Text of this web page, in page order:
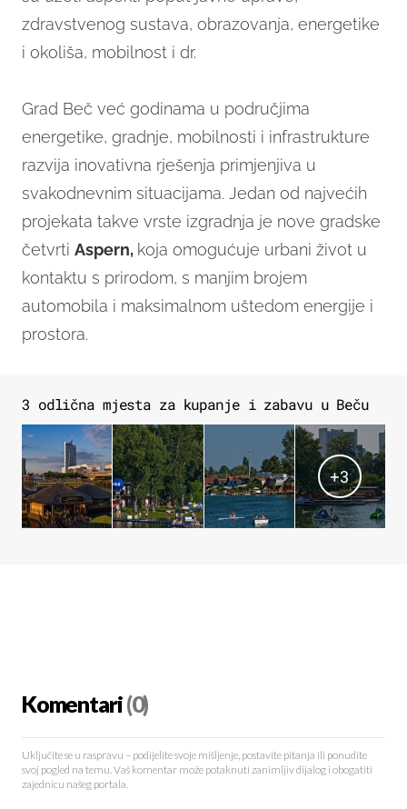
zdravstvenog sustava, obrazovanja, energetike
i okoliša, mobilnost i dr.
Grad Beč već godinama u područjima
energetike, gradnje, mobilnosti i infrastrukture
razvija inovativna rješenja primjenjiva u
svakodnevnim situacijama. Jedan od najvećih
projekata takve vrste izgradnja je nove gradske
četvrti Aspern, koja omogućuje urbani život u
kontaktu s prirodom, s manjim brojem
automobila i maksimalnom uštedom energije i
prostora.
3 odlična mjesta za kupanje i zabavu u Beču
+3
Komentari(0)
Uključite se u raspravu – podijelite svoje mišljenje, postavite pitanja ili ponudite
svoj pogled na temu. Vaš komentar može potaknuti zanimljiv dijalog i obogatiti
zajednicu našeg portala.